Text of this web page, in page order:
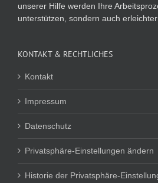
unserer Hilfe werden Ihre
unterstützen, sondern auch
KONTAKT & RECHTLICHES
Kontakt
Impressum
Datenschutz
Privatsphäre-Einstellungen ändern
Historie der Privatsphäre-